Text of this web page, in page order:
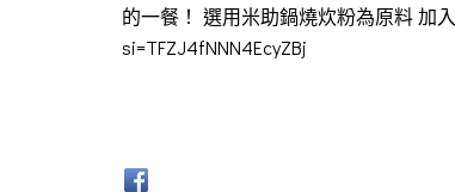
的一餐！ 選用米助鍋燒炊粉為原料 加
si=TFZJ4fNNN4EcyZBj